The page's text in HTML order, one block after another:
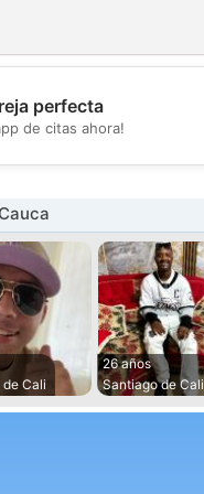
perfecta
de citas ahora!
Cali
26 años
Santiago de Cali